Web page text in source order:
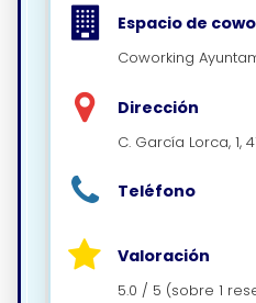
Espacio de
Coworking
Dirección
C. García Lorca, 1,
Teléfono
Valoración
5.0 / 5 (sobre 1